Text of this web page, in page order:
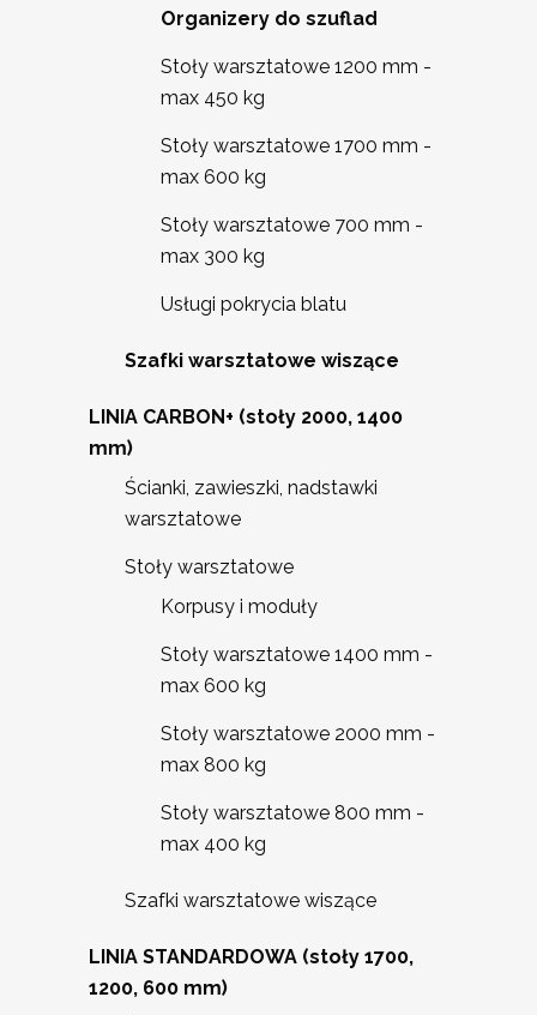
Organizery do szuflad
Stoły warsztatowe 1200 mm -
max 450 kg
Stoły warsztatowe 1700 mm -
max 600 kg
Stoły warsztatowe 700 mm -
max 300 kg
Usługi pokrycia blatu
Szafki warsztatowe wiszące
LINIA CARBON+ (stoły 2000, 1400
mm)
Ścianki, zawieszki, nadstawki
warsztatowe
Stoły warsztatowe
Korpusy i moduły
Stoły warsztatowe 1400 mm -
max 600 kg
Stoły warsztatowe 2000 mm -
max 800 kg
Stoły warsztatowe 800 mm -
max 400 kg
Szafki warsztatowe wiszące
LINIA STANDARDOWA (stoły 1700,
1200, 600 mm)